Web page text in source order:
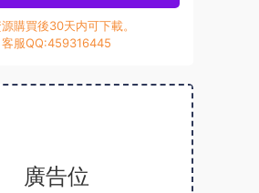
購買後30天内可下載。
客服QQ:459316445
廣告位